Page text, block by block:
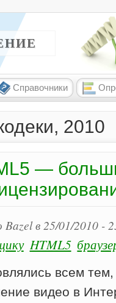
Справочники
2010
—
в 25/01/2010 -
HTML5
всем
видео в